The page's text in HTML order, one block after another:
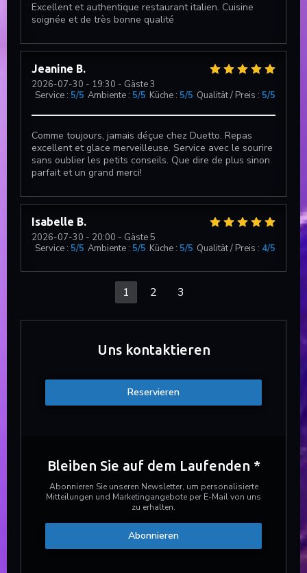
Excellent et authentique restaurant italien. Cuisine
soignée et de très bonne qualité
Jeanine B
2026-07-30 - 19:30 - Gäste 3
Service : 5/5 Ambiente : 5/5 Küche : 5/5 Qualität / Preis : 5/5
Comme toujours, jamais déçue chez Duetto. Repas
excellent et glace merveilleuse. Service avec le sourire
sans oublier les petits conseils. Que dire de plus sinon
parfait et un grand merci!
Isabelle B
2026-07-30 - 20:00 - Gäste 5
Service : 5/5 Ambiente : 5/5 Küche : 5/5 Qualität / Preis : 4/5
1 2 3
Uns kontaktieren
Reservieren
Bleiben Sie auf dem Laufenden *
Abonnieren Sie unseren Newsletter, um personalisierte
Mitteilungen und Marketingangebote per E-Mail von uns
zu erhalten.
Abonnieren